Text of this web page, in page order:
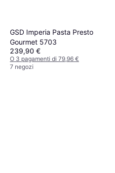
GSD Imperia Pasta Presto
Gourmet 5703
239,90 €
O 3 pagamenti di 79,96 €
7 negozi